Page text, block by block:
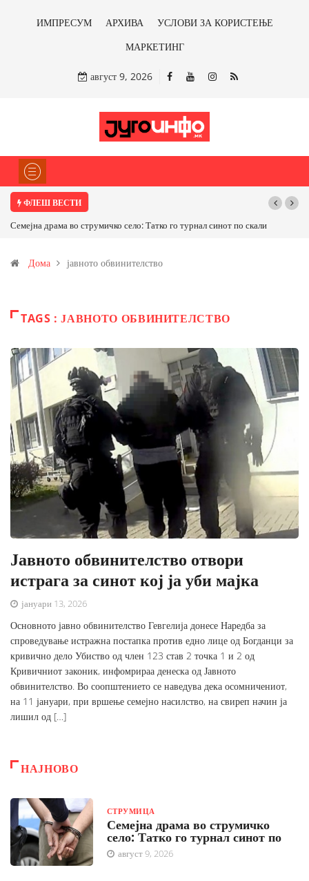
ИМПРЕСУМ АРХИВА
УСЛОВИ ЗА КОРИСТЕЊЕ
МАРКЕТИНГ
август 9, 2026
ФЛЕШ ВЕСТИ
Семејна драма во струмичко село: Татко го турнал синот по скали
Дома јавното обвинителство
TAGS : ЈАВНОТО ОБВИНИТЕЛСТВО
Јавното обвинителство отвори
истрага за синот кој ја уби мајка
јануари 13, 2026
Основното јавно обвинителство Гевгелија донесе Наредба за
спроведување истражна постапка против едно лице од Богданци за
кривично дело Убиство од член 123 став 2 точка 1 и 2 од
Кривичниот законик, инфомрираа денеска од Јавното
обвинителство. Во соопштението се наведува дека осомничениот,
на 11 јануари, при вршење семејно насилство, на свиреп начин ја
лишил од […]
НАЈНОВО
СТРУМИЦА
Семејна драма во струмичко
село: Татко го турнал синот по
август 9, 2026